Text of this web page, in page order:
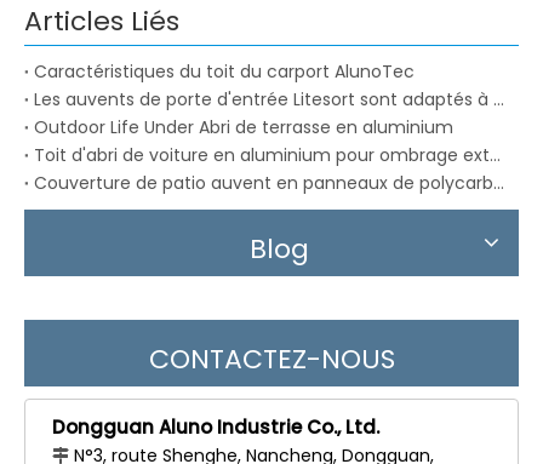
Articles Liés
Caractéristiques du toit du carport AlunoTec
Les auvents de porte d'entrée Litesort sont adaptés à toutes sortes de conditions d'installation
Outdoor Life Under Abri de terrasse en aluminium
Toit d'abri de voiture en aluminium pour ombrage extérieur AlunoTec
Couverture de patio auvent en panneaux de polycarbonate
Blog
CONTACTEZ-NOUS
Dongguan Aluno Industrie Co., Ltd.
 N°3, route Shenghe, Nancheng, Dongguan,